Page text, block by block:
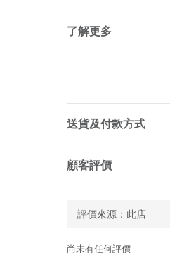
了解更多
送貨及付款方式
顧客評價
尚未有任何評價